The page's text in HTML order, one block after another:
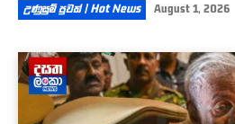
උණුසුම් පුවත් | Hot News August 1, 2026